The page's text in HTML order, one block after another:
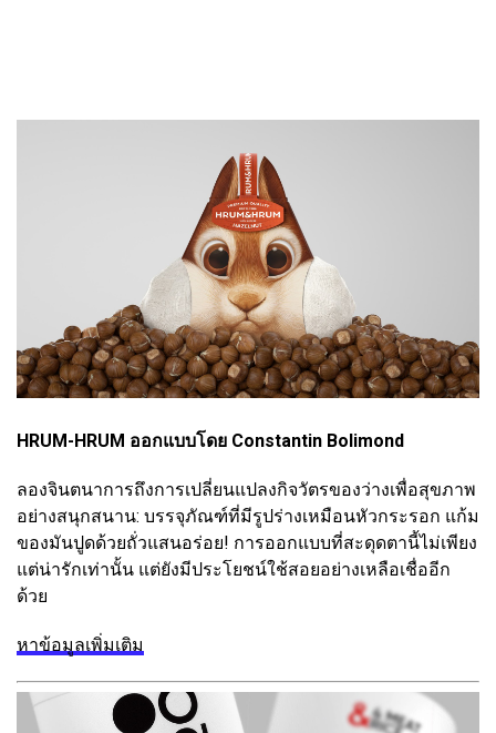
HRUM-HRUM ออกแบบโดย Constantin Bolimond
ลองจินตนาการถึงการเปลี่ยนแปลงกิจวัตรของว่างเพื่อสุขภาพ
อย่างสนุกสนาน: บรรจุภัณฑ์ที่มีรูปร่างเหมือนหัวกระรอก แก้ม
ของมันปูดด้วยถั่วแสนอร่อย! การออกแบบที่สะดุดตานี้ไม่เพียง
แต่น่ารักเท่านั้น แต่ยังมีประโยชน์ใช้สอยอย่างเหลือเชื่ออีก
ด้วย
หาข้อมูลเพิ่มเติม